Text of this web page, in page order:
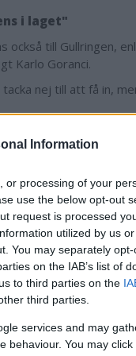
Information
or processing of your
use the below opt-out
request is processed
utilized by us
You may separately
on the IAB’s list of
to third parties on the
third parties.
services and may
behaviour. You may
i laget"
också till Gullringen,
Karlo Goranci.
nej till att få in,
öppna.
förstärka?
sedan är det ingen
och så länge spelare
spelare
finns både
hade röntgentid för
och när han får